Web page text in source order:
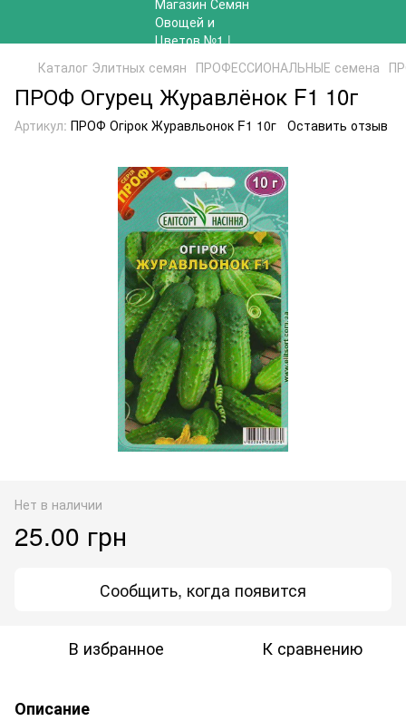
Каталог Элитных семян ПРОФЕССИОНАЛЬНЫЕ семена
ПРОФ Огурец Журавлёнок F1 10г
Артикул: ПРОФ Огірок Журавльонок F1 10г Оставить отзыв
Нет в наличии
25.00 грн
Сообщить, когда появится
В избранное К сравнению
Описание